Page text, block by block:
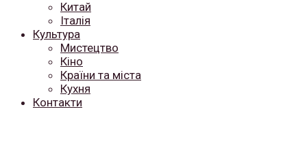
Китай
Італія
Культура
Мистецтво
Кіно
Країни та міста
Кухня
Контакти